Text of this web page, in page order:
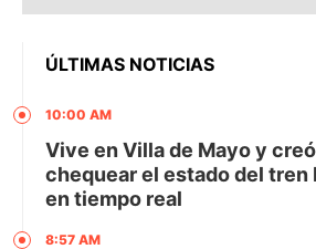
ÚLTIMAS NOTICIAS
10:00 AM
Vive en Villa de Mayo y
chequear el estado del tren
en tiempo real
8:57 AM